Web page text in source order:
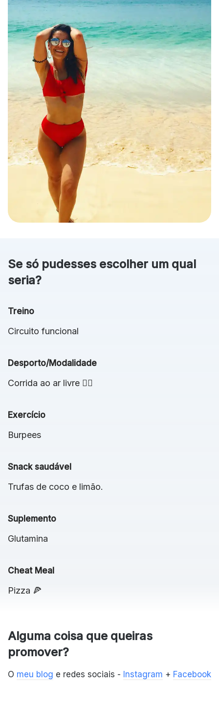
Se só pudesses escolher um qual
seria?
Treino
Circuito funcional
Desporto/Modalidade
Corrida ao ar livre 🏃‍♀
Exercício
Burpees
Snack saudável
Trufas de coco e limão.
Suplemento
Glutamina
Cheat Meal
Pizza 🍕
Alguma coisa que queiras
promover?
O meu blog e redes sociais - Instagram + Facebook